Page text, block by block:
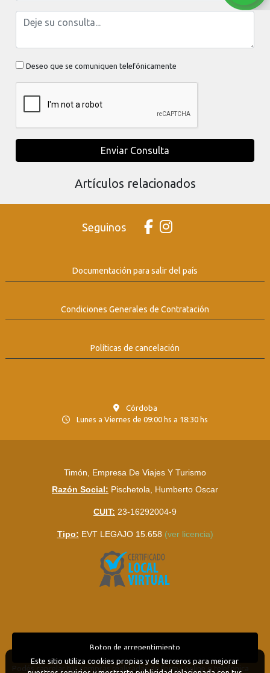
Deseo que se comuniquen telefónicamente
Enviar Consulta
Artículos relacionados
Seguinos
Documentación para salir del país
Condiciones Generales de Contratación
Políticas de cancelación
Córdoba
Lunes a Viernes de 09:00 hs a 18:30 hs
Timón, Empresa De Viajes Y Turismo
Razón Social: Pischetola, Humberto Oscar
CUIT: 23-16292004-9
Tipo: EVT LEGAJO 15.658 (ver licencia)
Boton de arrepentimiento
Podés cancelar tus compras realizadas de forma online o telefonica
Este sitio utiliza cookies propias y de terceros para mejorar